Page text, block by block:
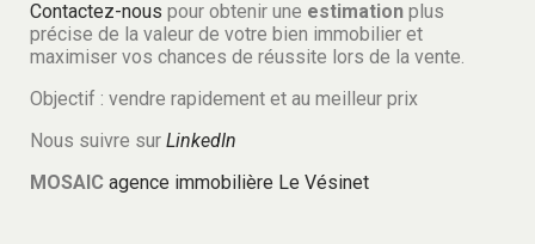
Contactez-nous pour obtenir une estimation plus
précise de la valeur de votre bien immobilier et
maximiser vos chances de réussite lors de la vente.
Objectif : vendre rapidement et au meilleur prix
Nous suivre sur LinkedIn
MOSAIC agence immobilière Le Vésinet